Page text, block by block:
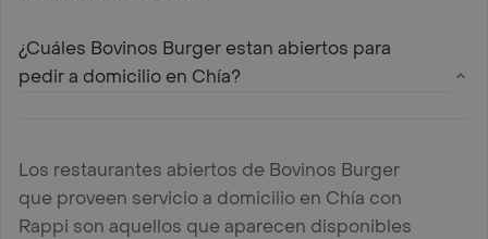
¿Cuáles Bovinos Burger estan abiertos para
pedir a domicilio en Chía?
Los restaurantes abiertos de Bovinos Burger
que proveen servicio a domicilio en Chía con
Rappi son aquellos que aparecen disponibles